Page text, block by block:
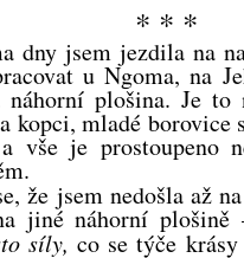
* * *
dny jsem jezdila na
u Ngoma, na
plošina. Je to
kopci, mladé borovice
vše je prostoupeno
že jsem nedošla až
jiné náhorní plošině
síly, co se týče